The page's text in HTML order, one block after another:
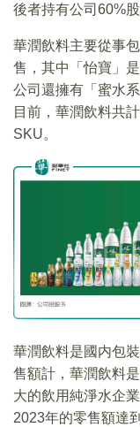
後者持有公司60%
華潤飲料主要從事
售，其中「怡寶」
公司還擁有「蜜水
目前，華潤飲料共
SKU。
華潤飲料是國内包
售額計，華潤飲料
大的飲用純淨水企
2023年的零售額達